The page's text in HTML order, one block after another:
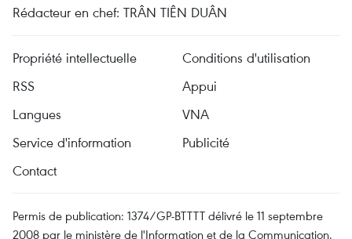
Rédacteur en chef: TRÂN TIÊN DUÂN
Propriété intellectuelle
Conditions d'utilisation
RSS
Appui
Langues
VNA
Service d'information
Publicité
Contact
Permis de publication: 1374/GP-BTTTT délivré le 11 septembre
2008 par le ministère de l'Information et de la Communication.